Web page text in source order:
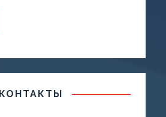
КОНТАКТЫ